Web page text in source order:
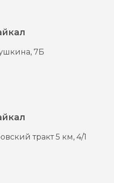
7Б
тракт 5 км, 4/1